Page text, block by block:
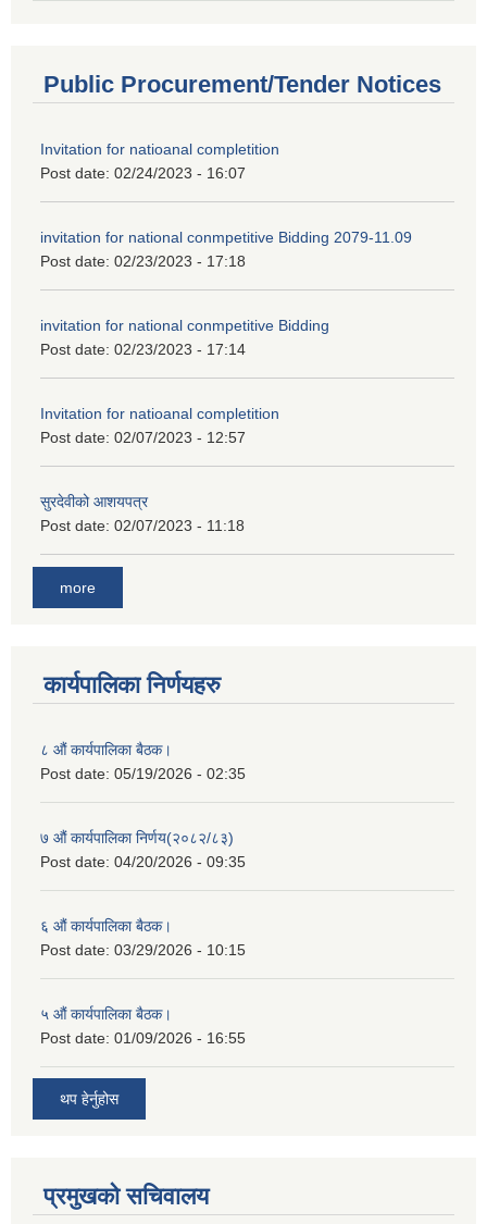
Public Procurement/Tender Notices
Invitation for natioanal completition
Post date: 02/24/2023 - 16:07
invitation for national conmpetitive Bidding 2079-11.09
Post date: 02/23/2023 - 17:18
invitation for national conmpetitive Bidding
Post date: 02/23/2023 - 17:14
Invitation for natioanal completition
Post date: 02/07/2023 - 12:57
सुरदेवीको आशयपत्र
Post date: 02/07/2023 - 11:18
more
कार्यपालिका निर्णयहरु
८ औं कार्यपालिका बैठक।
Post date: 05/19/2026 - 02:35
७ औं कार्यपालिका निर्णय(२०८२/८३)
Post date: 04/20/2026 - 09:35
६ औं कार्यपालिका बैठक।
Post date: 03/29/2026 - 10:15
५ औं कार्यपालिका बैठक।
Post date: 01/09/2026 - 16:55
थप हेर्नुहोस
प्रमुखको सचिवालय